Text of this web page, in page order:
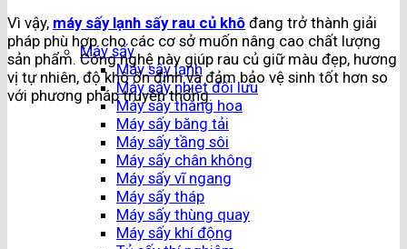
Máy sấy
Máy sấy lạnh
Máy sấy nhiệt đối lưu
Máy sấy thăng hoa
Máy sấy băng tải
Máy sấy tầng sôi
Máy sấy chân không
Máy sấy vĩ ngang
Máy sấy tháp
Máy sấy thùng quay
Máy sấy khí động
Vì vậy, máy sấy lạnh sấy rau củ khô đang trở thành giải
pháp phù hợp cho các cơ sở muốn nâng cao chất lượng
sản phẩm. Công nghệ này giúp rau củ giữ màu đẹp, hương
vị tự nhiên, độ khô ổn định và đảm bảo vệ sinh tốt hơn so
với phương pháp truyền thống.